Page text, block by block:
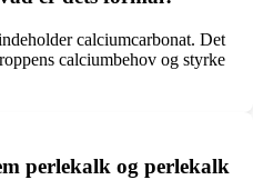
calciumcarbonat. Det
calciumbehov og styrke
perlekalk og perlekalk